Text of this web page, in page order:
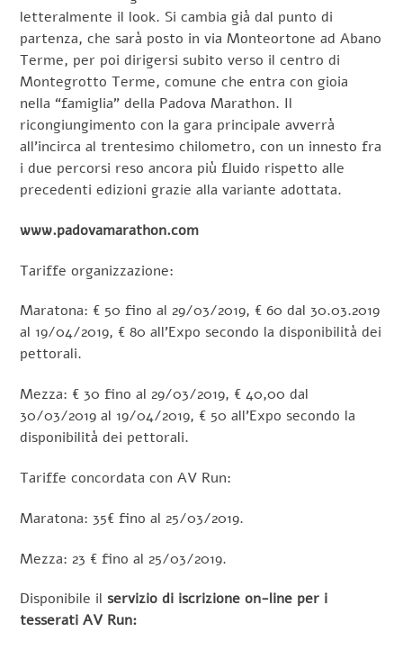
letteralmente il look. Si cambia già dal punto di
partenza, che sarà posto in via Monteortone ad Abano
Terme, per poi dirigersi subito verso il centro di
Montegrotto Terme, comune che entra con gioia
nella “famiglia” della Padova Marathon. Il
ricongiungimento con la gara principale avverrà
all’incirca al trentesimo chilometro, con un innesto fra
i due percorsi reso ancora più fluido rispetto alle
precedenti edizioni grazie alla variante adottata.
www.padovamarathon.com
Tariffe organizzazione:
Maratona: € 50 fino al 29/03/2019, € 60 dal 30.03.2019
al 19/04/2019, € 80 all’Expo secondo la disponibilità dei
pettorali.
Mezza: € 30 fino al 29/03/2019, € 40,00 dal
30/03/2019 al 19/04/2019, € 50 all’Expo secondo la
disponibilità dei pettorali.
Tariffe concordata con AV Run:
Maratona: 35€ fino al 25/03/2019.
Mezza: 23 € fino al 25/03/2019.
Disponibile il servizio di iscrizione on-line per i
tesserati AV Run: